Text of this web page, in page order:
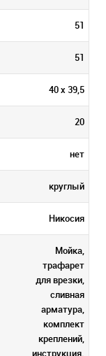
51
51
40 х 39,5
20
нет
круглый
Никосия
Мойка,
трафарет
для врезки,
сливная
арматура,
комплект
креплений,
инструкция.